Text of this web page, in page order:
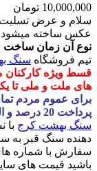
10,000,000 تومان
سلام و عرض تسلیت
عکس ساخته
نوع آن زمان ساخت
تیم فروشگاه سنگ
قسط ویژه کارکنان
های ملت و ملی تا
برای عموم مردم
پرداخت 20 درصد و الباقی تا 6 ماه قابل اقساط هستند.
سنگ بهشت کرج با
دهنده سنگ قبر به
سفارش با شماره
باشید قیمت های